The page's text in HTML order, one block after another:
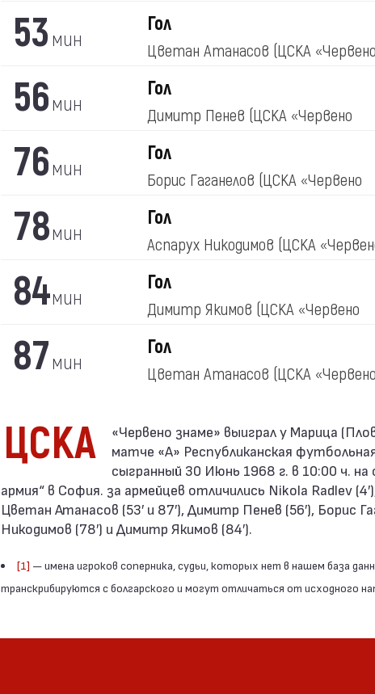
знаме»)
53мин
Гол
Цветан Атанасов (ЦСКА «Червено
знаме»)
56мин
Гол
Димитр Пенев (ЦСКА «Червено
знаме»)
76мин
Гол
Борис Гаганелов (ЦСКА «Червено
знаме»)
78мин
Гол
Аспарух Никодимов (ЦСКА
знаме»)
84мин
Гол
Димитр Якимов (ЦСКА «Червено
знаме»)
87мин
Гол
Цветан Атанасов (ЦСКА «Червено
ЦСКА
матче «А» Республиканская
сыгранный 30 Июнь 1968 г. в 10:00 ч. на
армия“ в София. за армейцев отличились Nikola Radlev
Цветан Атанасов (53′ и 87′), Димитр Пенев (56′), Борис
Никодимов (78′) и Димитр Якимов (84′).
[1] — имена игроков соперника, судьи, которых нет в нашем база
транскрибируются с болгарского и могут отличаться от исходного